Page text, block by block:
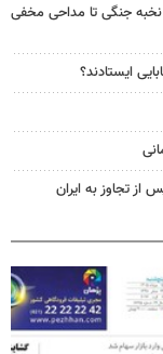
جنگی تا مداحی مخفی
ایستادند؟
تجاوز به ایران